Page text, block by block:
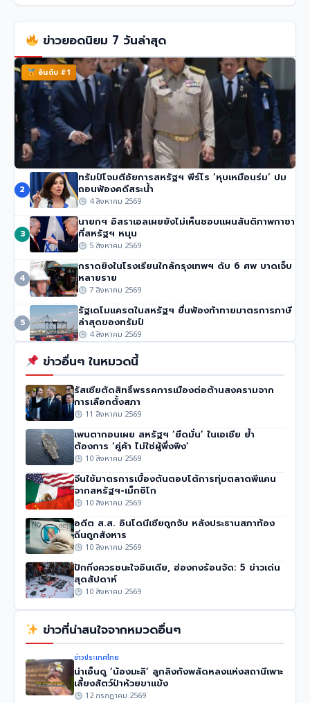
ข่าวยอดนิยม 7 วันล่าสุด
อันดับ #1
นายกฯ อนุทิน ของไทย จวกรายงาน UN ชายแดน ‘ไม่รวม
ความเสียหายของไทย’
54 วิว• 4 สิงหาคม 2569
2
ทรัมป์โจมตีอัยการสหรัฐฯ พีร์โร ‘หุบเหมือนร่ม’ ปม
ถอนฟ้องคดีสระน้ำ
4 สิงหาคม 2569
3
นายกฯ อิสราเอลเผยยังไม่เห็นชอบแผนสันติภาพกาซา
ที่สหรัฐฯ หนุน
5 สิงหาคม 2569
4
กราดยิงในโรงเรียนใกล้กรุงเทพฯ ดับ 6 ศพ บาดเจ็บ
หลายราย
7 สิงหาคม 2569
5
รัฐเดโมแครตในสหรัฐฯ ยื่นฟ้องท้าทายมาตรการภาษี
ล่าสุดของทรัมป์
4 สิงหาคม 2569
ข่าวอื่นๆ ในหมวดนี้
รัสเซียตัดสิทธิ์พรรคการเมืองต่อต้านสงครามจาก
การเลือกตั้งสภา
11 สิงหาคม 2569
เพนตากอนเผย สหรัฐฯ ‘ยึดมั่น’ ในเอเชีย ย้ำ
ต้องการ ‘คู่ค้า ไม่ใช่ผู้พึ่งพิง’
10 สิงหาคม 2569
จีนใช้มาตรการเบื้องต้นตอบโต้การทุ่มตลาดพีแคน
จากสหรัฐฯ-เม็กซิโก
10 สิงหาคม 2569
อดีต ส.ส. อินโดนีเซียถูกจับ หลังประธานสภาท้อง
ถิ่นถูกสังหาร
10 สิงหาคม 2569
ปักกิ่งควรชนะใจอินเดีย, ฮ่องกงร้อนจัด: 5 ข่าวเด่น
สุดสัปดาห์
10 สิงหาคม 2569
ข่าวที่น่าสนใจจากหมวดอื่นๆ
ข่าวประเทศไทย
น่าเอ็นดู ‘น้องมะลิ’ ลูกลิงกังพลัดหลงแห่งสถานีเพาะ
เลี้ยงสัตว์ป่าห้วยขาแข้ง
12 กรกฎาคม 2569